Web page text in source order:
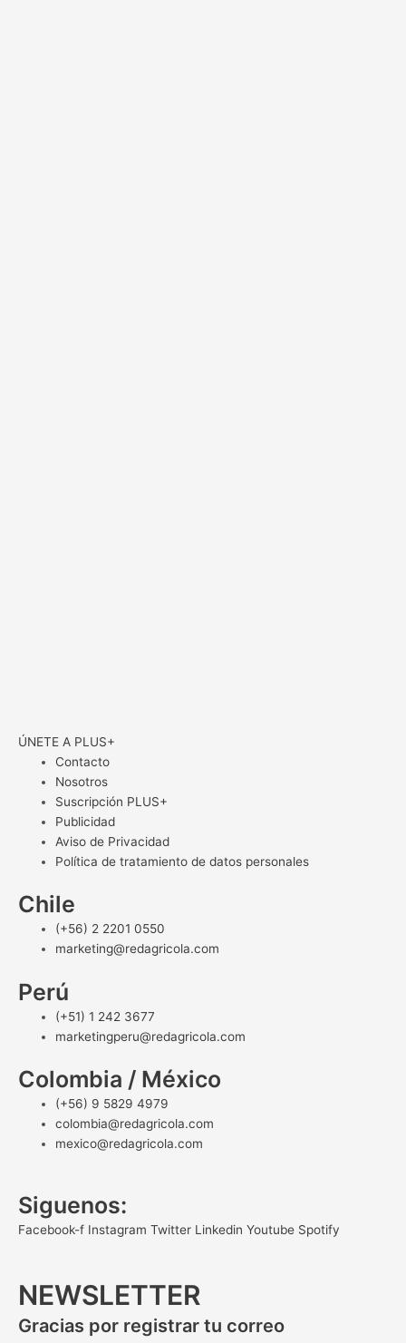
ÚNETE A PLUS+
Contacto
Nosotros
Suscripción PLUS+
Publicidad
Aviso de Privacidad
Política de tratamiento de datos personales
Chile
(+56) 2 2201 0550
marketing@redagricola.com
Perú
(+51) 1 242 3677
marketingperu@redagricola.com
Colombia / México
(+56) 9 5829 4979
colombia@redagricola.com
mexico@redagricola.com
Siguenos:
Facebook-f Instagram Twitter Linkedin Youtube Spotify
NEWSLETTER
Gracias por registrar tu correo